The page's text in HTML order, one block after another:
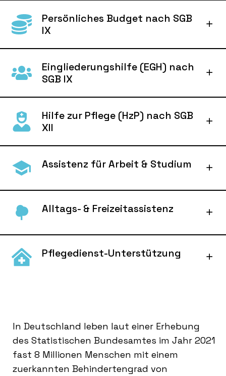
Persönliches Budget nach SGB
IX
Eingliederungshilfe (EGH) nach
SGB IX
Hilfe zur Pflege (HzP) nach SGB
XII
Assistenz für Arbeit & Studium
Alltags- & Freizeitassistenz
Pflegedienst-Unterstützung
In Deutschland leben laut einer Erhebung
des Statistischen Bundesamtes im Jahr 2021
fast 8 Millionen Menschen mit einem
zuerkannten Behindertengrad von